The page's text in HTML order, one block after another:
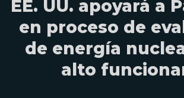
EE. UU. apoyará a
en proceso de
de energía
alto